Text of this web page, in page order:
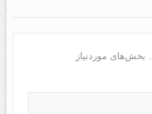
بخش‌های موردنیاز